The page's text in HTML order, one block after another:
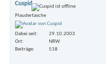
Cuspid
Plaudertasche
Dabei seit
29.10.2003
Ort
NRW
Beiträge
518